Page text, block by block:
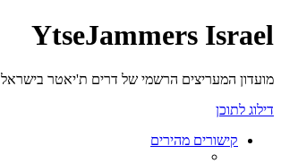
YtseJammers Israel
מועדון המעריצים הרשמי של דרים ת'יאטר בישראל
דילוג לתוכן
קישורים מהירים